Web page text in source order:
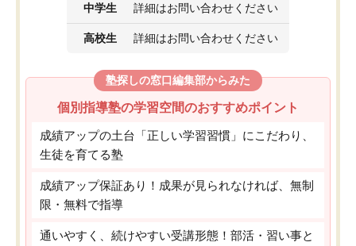
中学生 詳細はお問い合わせください
高校生 詳細はお問い合わせください
塾探しの窓口編集部からみた
個別指導塾の学習空間のおすすめポイント
成績アップの土台「正しい学習習慣」にこだわり、
生徒を育てる塾
成績アップ保証あり！成果が見られなければ、無制
限・無料で指導
通いやすく、続けやすい受講形態！部活・習い事と